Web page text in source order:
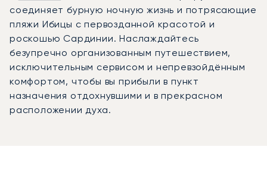
соединяет бурную ночную жизнь и потрясающие
пляжи Ибицы с первозданной красотой и
роскошью Сардинии. Наслаждайтесь
безупречно организованным путешествием,
исключительным сервисом и непревзойдённым
комфортом, чтобы вы прибыли в пункт
назначения отдохнувшими и в прекрасном
расположении духа.